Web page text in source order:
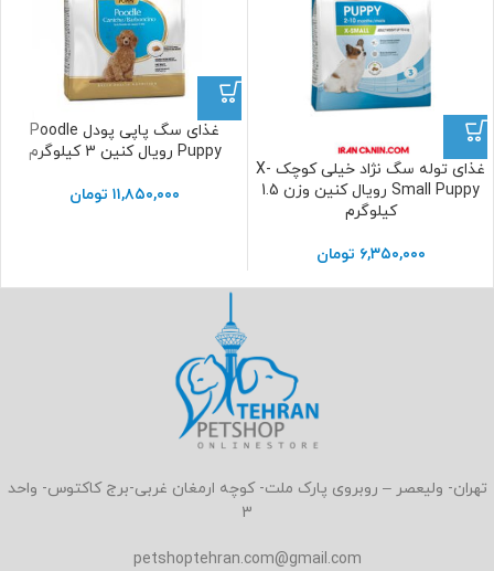
غذای توله سگ نژاد خیلی کوچک X-
Small Puppy رویال کنین وزن 1.5
کیلوگرم
۶,۳۵۰,۰۰۰ تومان
غذای سگ پاپی پودل Poodle
Puppy رویال کنین 3 کیلوگرم
۱۱,۸۵۰,۰۰۰ تومان
تهران- ولیعصر – روبروی پارک ملت- کوچه ارمغان غربی-برج کاکتوس- واحد
3
petshoptehran.com@gmail.com